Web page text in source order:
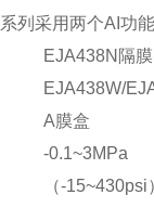
列采用两个AI功
EJA438N隔
EJA438W/
A膜盒
-0.1~3MPa
（-15~430psi